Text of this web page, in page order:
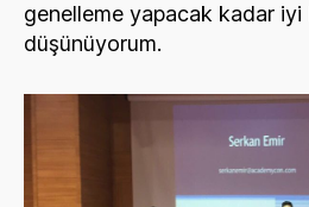
genelleme yapacak kadar iyi
düşünüyorum.